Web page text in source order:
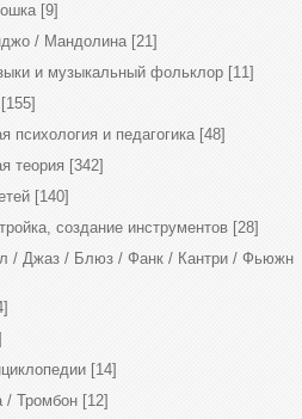
[9]
/ Мандолина [21]
и музыкальный фольклор [11]
[155]
психология и педагогика [48]
теория [342]
[140]
создание инструментов [28]
/ Джаз / Блюз / Фанк / Кантри / Фьюжн
[14]
/ Тромбон [12]